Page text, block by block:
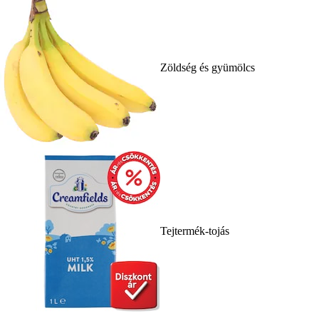
Zöldség és gyümölcs
Tejtermék-tojás